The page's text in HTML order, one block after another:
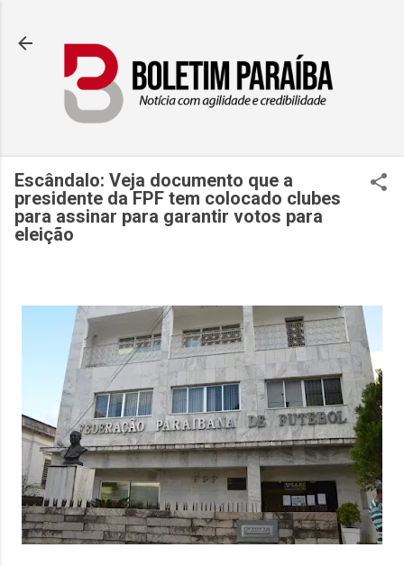
Escândalo: Veja documento que a
presidente da FPF tem colocado clubes
para assinar para garantir votos para
eleição